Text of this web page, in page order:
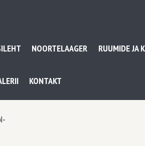
NOORTELAAGER RUUMIDE JA
KONTAKT